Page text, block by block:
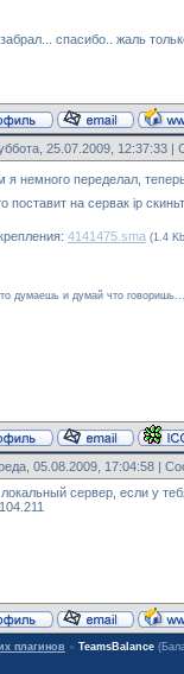
спасибо.. жаль
25.07.2009, 12:37:33
я немного переделал,
поставит на сервак ip
4141475.sma (1.4
думаешь и думай что говоришь...
05.08.2009, 17:04:58 |
сервер, если у
плагинов » TeamsBalance